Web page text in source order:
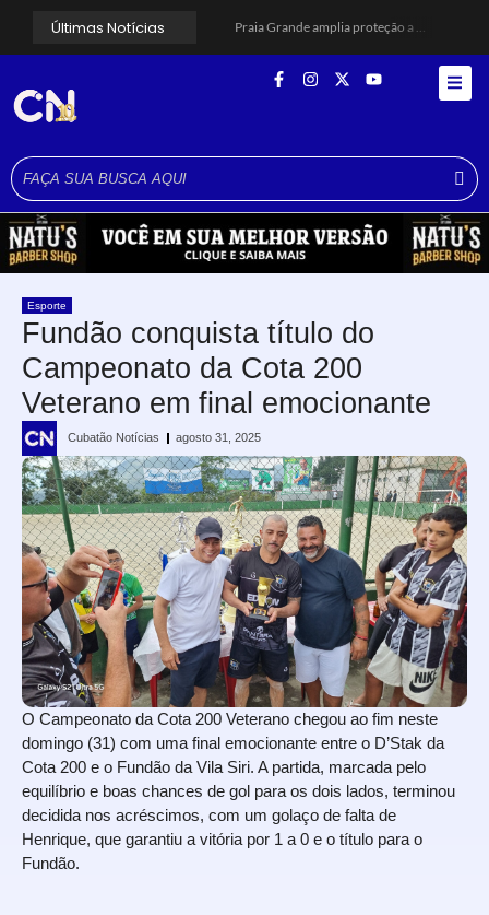
Últimas Notícias
Praia Grande amplia proteção a mulheres vítimas de violência e registra dezenas de prisões
Curso de Agentes Ambientais abre inscrições para formar multiplicadores de boas práticas em Cubatão
Santos avança com proposta para municipalizar manutenção das calçadas
Guarujá cria força-tarefa para enfrentar crise no abastecimento de água
Esporte
Fundão conquista título do
Campeonato da Cota 200
Veterano em final emocionante
Cubatão Notícias agosto 31, 2025
O Campeonato da Cota 200 Veterano chegou ao fim neste
domingo (31) com uma final emocionante entre o D’Stak da
Cota 200 e o Fundão da Vila Siri. A partida, marcada pelo
equilíbrio e boas chances de gol para os dois lados, terminou
decidida nos acréscimos, com um golaço de falta de
Henrique, que garantiu a vitória por 1 a 0 e o título para o
Fundão.